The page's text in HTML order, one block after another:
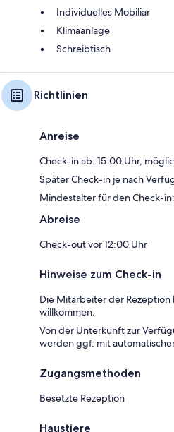
Individuelles Mobiliar
Klimaanlage
Schreibtisch
Richtlinien
Anreise
Check-in ab: 15:00 Uhr,
Später Check-in je nach
Mindestalter für den Check-
Abreise
Check-out vor 12:00 Uhr
Hinweise zum Check-in
Die Mitarbeiter der
willkommen.
Von der Unterkunft zur
werden ggf. mit
Zugangsmethoden
Besetzte Rezeption
Haustiere